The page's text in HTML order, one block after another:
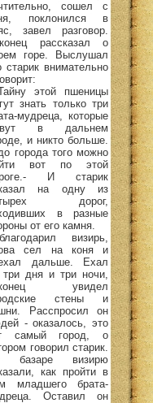
сошел с
поклонился в
завел разговор.
рассказал о
горе. Выслушал
старик внимательно
этой пшеницы
знать только три
мудреца, которые
в дальнем
и никто больше.
города того можно
вот по этой
И старик
на одну из
дорог,
в разные
от его камня.
визирь,
сел на коня и
дальше. Ехал
дня и три ночи,
увидел
стены и
Расспросил он
- оказалось, это
самый город, о
говорил старик.
базаре визирю
как пройти в
младшего брата-
Оставил он